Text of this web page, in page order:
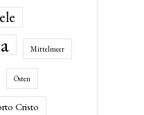
Mittelmeer
Osten
Cristo